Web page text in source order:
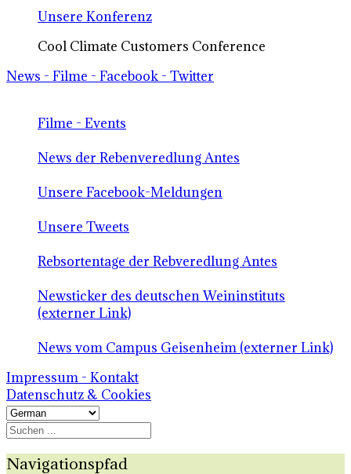
Unsere Konferenz
Cool Climate Customers Conference
News - Filme - Facebook - Twitter
Filme - Events
News der Rebenveredlung Antes
Unsere Facebook-Meldungen
Unsere Tweets
Rebsortentage der Rebveredlung Antes
Newsticker des deutschen Weininstituts
(externer Link)
News vom Campus Geisenheim (externer Link)
Impressum - Kontakt
Datenschutz & Cookies
Navigationspfad